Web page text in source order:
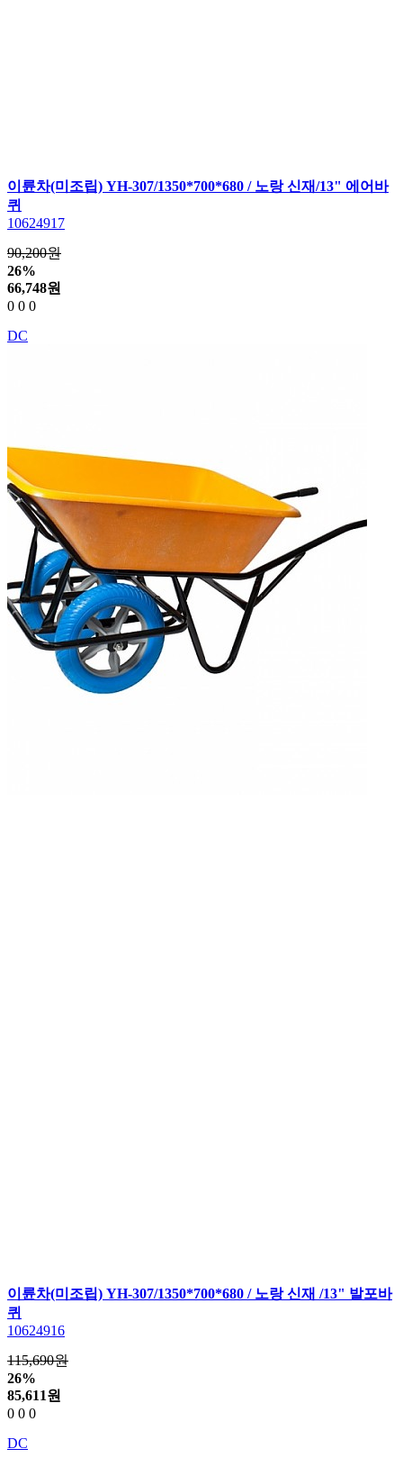
이륜차(미조립) YH-307/1350*700*680 / 노랑 신재/13" 에어바
퀴
10624917
90,200원
26%
66,748원
0 0 0
DC
이륜차(미조립) YH-307/1350*700*680 / 노랑 신재 /13" 발포바
퀴
10624916
115,690원
26%
85,611원
0 0 0
DC